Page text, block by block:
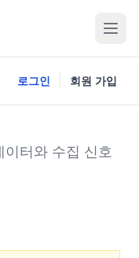
로그인 회원 가입
이터와 수집 신호